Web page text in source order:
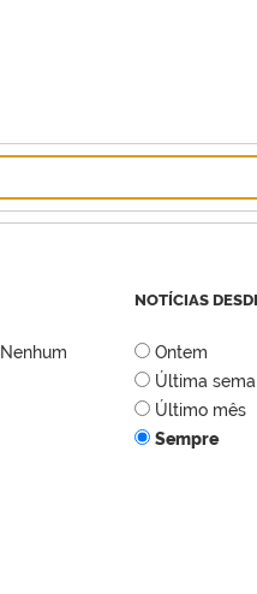
NOTÍCIAS
Ontem
Última
Último mês
Sempre